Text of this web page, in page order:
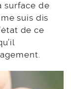
surface de
suis dis
de ce